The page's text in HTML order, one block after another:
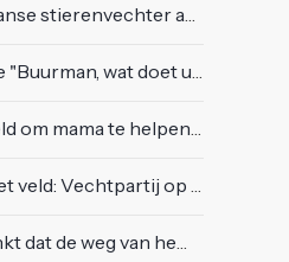
voor ogen van duizenden toeschouwers
scène uit Flodder met Tatjana Šimić
met de perfecte vakantiefoto te maken
tribune tussen supporters en stewards
en blokkeert passerende automobilist